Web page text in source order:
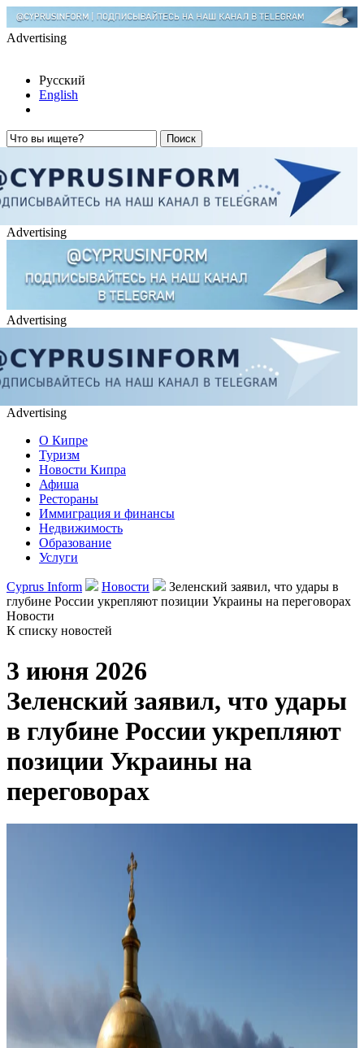
Advertising
Русский
English
Advertising
Advertising
Advertising
О Кипре
Туризм
Новости Кипра
Афиша
Рестораны
Иммиграция и финансы
Недвижимость
Образование
Услуги
Cyprus Inform Новости
Зеленский заявил, что удары в
глубине России укрепляют позиции Украины на переговорах
Новости
К списку новостей
3 июня 2026
Зеленский заявил, что удары
в глубине России укрепляют
позиции Украины на
переговорах